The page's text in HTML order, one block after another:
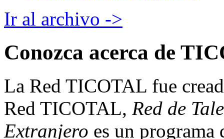
Ir al archivo ->
Conozca acerca de
La Red TICOTAL fue
Red TICOTAL, Red de
Extranjero es un programa